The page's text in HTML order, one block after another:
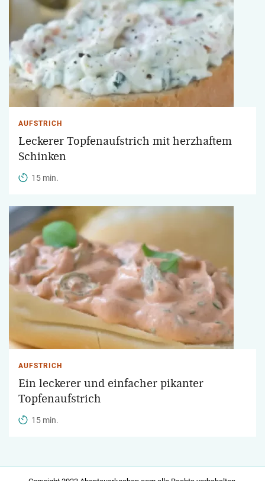
AUFSTRICH
Leckerer Topfenaufstrich mit herzhaftem
Schinken
15 min.
AUFSTRICH
Ein leckerer und einfacher pikanter
Topfenaufstrich
15 min.